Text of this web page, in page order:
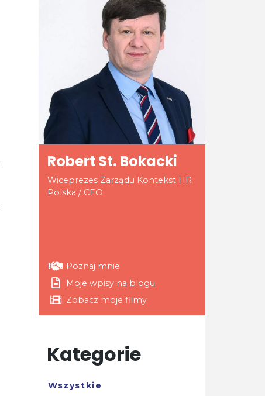
Robert St. Bokacki
Wiceprezes Zarządu Kontekst HR
Polska / CEO
Poznaj mnie
Moje wpisy na blogu
Zobacz moje filmy
Kategorie
Wszystkie